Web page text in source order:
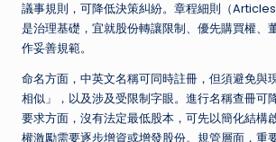
議事規則，可降低決策糾紛。章程細則（
是治理基礎，宜就股份轉讓限制、優先購買權、
作妥善規範。
命名方面，中英文名稱可同時註冊，但須避免與
相似」，以及涉及受限制字眼。進行名稱查冊可
要求方面，沒有法定最低股本，可先以簡化結構
權激勵需要逐步增資或增發股份。規管層面，重